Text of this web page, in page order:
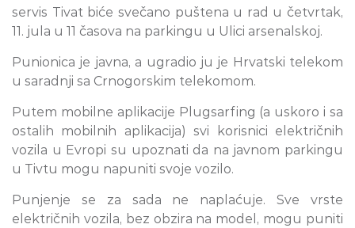
servis Tivat biće svečano puštena u rad u četvrtak,
11. jula u 11 časova na parkingu u Ulici arsenalskoj.
Punionica je javna, a ugradio ju je Hrvatski telekom
u saradnji sa Crnogorskim telekomom.
Putem mobilne aplikacije Plugsarfing (a uskoro i sa
ostalih mobilnih aplikacija) svi korisnici električnih
vozila u Evropi su upoznati da na javnom parkingu
u Tivtu mogu napuniti svoje vozilo.
Punjenje se za sada ne naplaćuje. Sve vrste
električnih vozila, bez obzira na model, mogu puniti